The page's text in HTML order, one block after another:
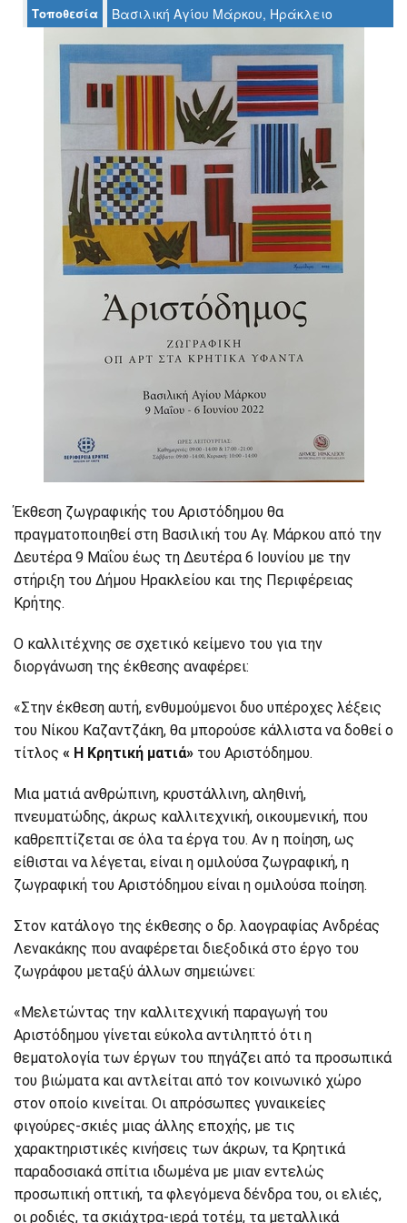
ΤΟΠΟΣ
ΑΝΘΕΚΤΙΚΗ
Τοποθεσία Βασιλική Αγίου Μάρκου, Ηράκλειο
Έκθεση ζωγραφικής του Αριστόδημου θα
πραγματοποιηθεί στη Βασιλική του Αγ. Μάρκου από την
Δευτέρα 9 Μαΐου έως τη Δευτέρα 6 Ιουνίου με την
στήριξη του Δήμου Ηρακλείου και της Περιφέρειας
Κρήτης.
Ο καλλιτέχνης σε σχετικό κείμενο του για την
διοργάνωση της έκθεσης αναφέρει:
Ο καλλιτέχνης σε σχετικό
κείμενο του για την
διοργάνωση της έκθεσης
αναφέρει:
«Στην έκθεση αυτή, ενθυμούμενοι δυo υπέροχες λέξεις
του Νίκου Καζαντζάκη, θα μπορούσε κάλλιστα να δοθεί ο
τίτλος « Η Κρητική ματιά» του Αριστόδημου.
Μια ματιά ανθρώπινη, κρυστάλλινη, αληθινή,
πνευματώδης, άκρως καλλιτεχνική, οικουμενική, που
καθρεπτίζεται σε όλα τα έργα του. Αν η ποίηση, ως
είθισται να λέγεται, είναι η ομιλούσα ζωγραφική, η
ζωγραφική του Αριστόδημου είναι η ομιλούσα ποίηση.
Στον κατάλογο της έκθεσης ο δρ. λαογραφίας Ανδρέας
Λενακάκης που αναφέρεται διεξοδικά στο έργο του
ζωγράφου μεταξύ άλλων σημειώνει:
«Μελετώντας την καλλιτεχνική παραγωγή του
Αριστόδημου γίνεται εύκολα αντιληπτό ότι η
θεματολογία των έργων του πηγάζει από τα προσωπικά
του βιώματα και αντλείται από τον κοινωνικό χώρο
στον οποίο κινείται. Οι απρόσωπες γυναικείες
φιγούρες-σκιές μιας άλλης εποχής, με τις
χαρακτηριστικές κινήσεις των άκρων, τα Κρητικά
παραδοσιακά σπίτια ιδωμένα με μιαν εντελώς
προσωπική οπτική, τα φλεγόμενα δένδρα του, οι ελιές,
οι ροδιές, τα σκιάχτρα-ιερά τοτέμ, τα μεταλλικά